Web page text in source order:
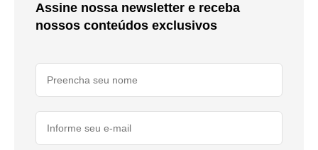
Assine nossa newsletter e receba
nossos conteúdos exclusivos